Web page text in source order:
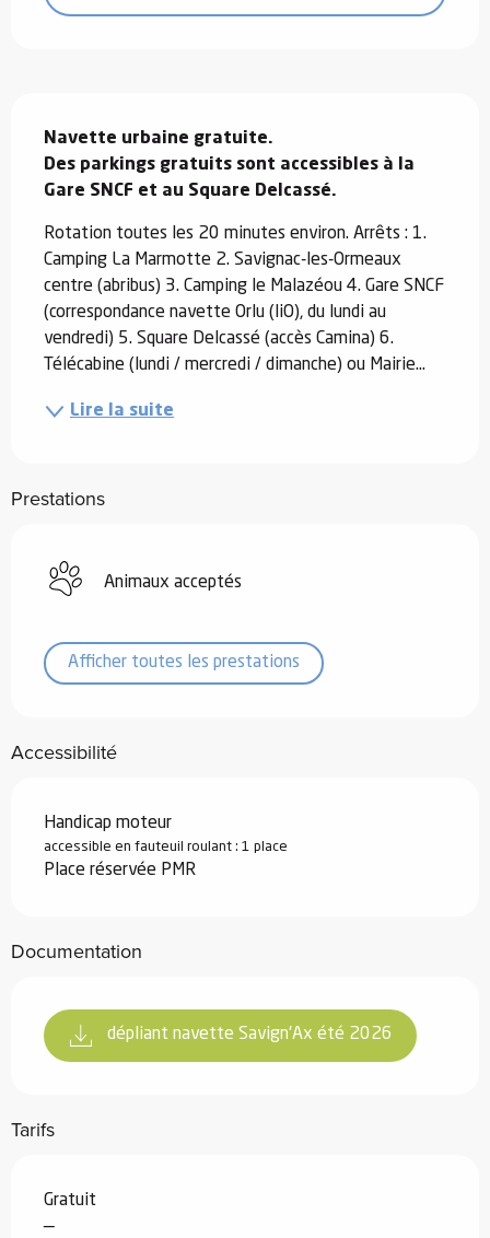
Navette urbaine gratuite.
Des parkings gratuits sont accessibles à la
Gare SNCF et au Square Delcassé.
Rotation toutes les 20 minutes environ. Arrêts : 1.
Camping La Marmotte 2. Savignac-les-Ormeaux
centre (abribus) 3. Camping le Malazéou 4. Gare SNCF
(correspondance navette Orlu (liO), du lundi au
vendredi) 5. Square Delcassé (accès Camina) 6.
Télécabine (lundi / mercredi / dimanche) ou Mairie...
Lire la suite
Prestations
Animaux acceptés
Afficher toutes les prestations
Accessibilité
Handicap moteur
accessible en fauteuil roulant : 1 place
Place réservée PMR
Documentation
dépliant navette Savign'Ax été 2026
Tarifs
Gratuit
—